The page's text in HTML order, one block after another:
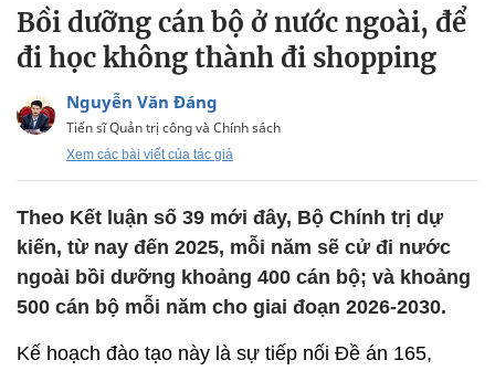
Bồi dưỡng cán bộ ở nước ngoài, để
đi học không thành đi shopping
Nguyễn Văn Đáng
Tiến sĩ Quản trị công và Chính sách
Xem các bài viết của tác giả
Theo Kết luận số 39 mới đây, Bộ Chính trị dự
kiến, từ nay đến 2025, mỗi năm sẽ cử đi nước
ngoài bồi dưỡng khoảng 400 cán bộ; và khoảng
500 cán bộ mỗi năm cho giai đoạn 2026-2030.
Kế hoạch đào tạo này là sự tiếp nối Đề án 165,